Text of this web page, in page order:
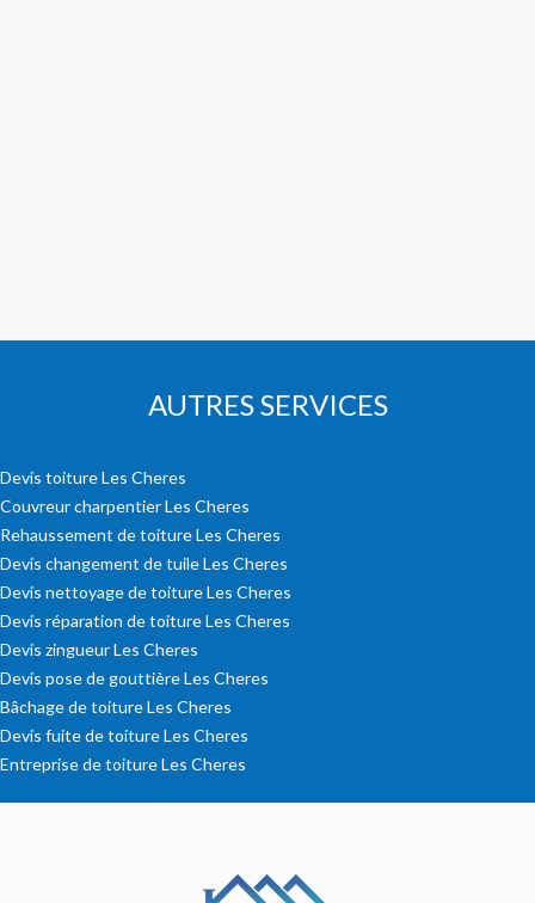
AUTRES SERVICES
Devis toiture Les Cheres
Couvreur charpentier Les Cheres
Rehaussement de toiture Les Cheres
Devis changement de tuile Les Cheres
Devis nettoyage de toiture Les Cheres
Devis réparation de toiture Les Cheres
Devis zingueur Les Cheres
Devis pose de gouttière Les Cheres
Bâchage de toiture Les Cheres
Devis fuite de toiture Les Cheres
Entreprise de toiture Les Cheres